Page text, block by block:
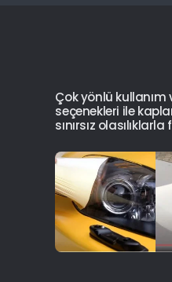
Çok yönlü kullanım
seçenekleri ile
sınırsız